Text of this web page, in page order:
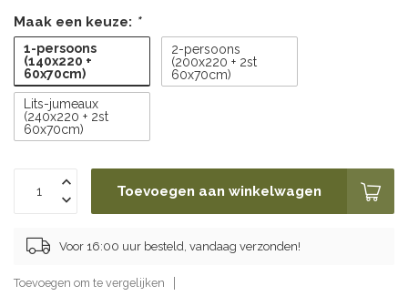
Maak een keuze: *
1-persoons
(140x220 +
60x70cm)
2-persoons
(200x220 + 2st
60x70cm)
Lits-jumeaux
(240x220 + 2st
60x70cm)
Toevoegen aan winkelwagen
Voor 16:00 uur besteld, vandaag verzonden!
Toevoegen om te vergelijken